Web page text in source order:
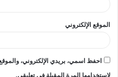
الموقع الإلكتروني
احفظ اسمي، بريدي الإلكتروني،
لاستخدامها المرة المقبلة في تعليقي.